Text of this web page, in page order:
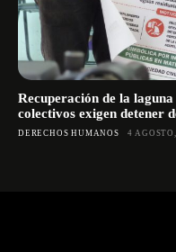
Recuperación de la
colectivos exigen detener
DERECHOS HUMANOS 4